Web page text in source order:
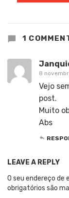
1
8
Vejo
post.
Muito
Abs
LEAVE A REPLY
O seu endereço de
obrigatórios são